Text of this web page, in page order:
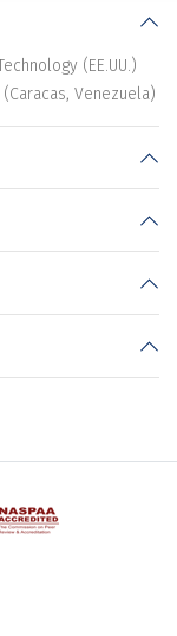
(EE.UU.)
Venezuela)